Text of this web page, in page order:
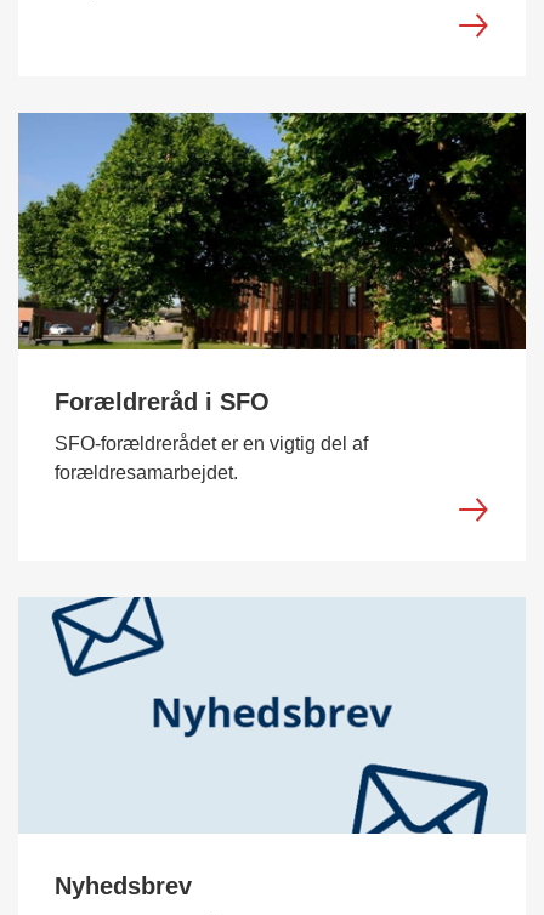
Forældreråd i SFO
SFO-forældrerådet er en vigtig del af
forældresamarbejdet.
Nyhedsbrev